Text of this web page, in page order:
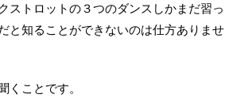
ストロットの３つのダンスしかまだ習っ
と知ることができないのは仕方ありませ
ことです。